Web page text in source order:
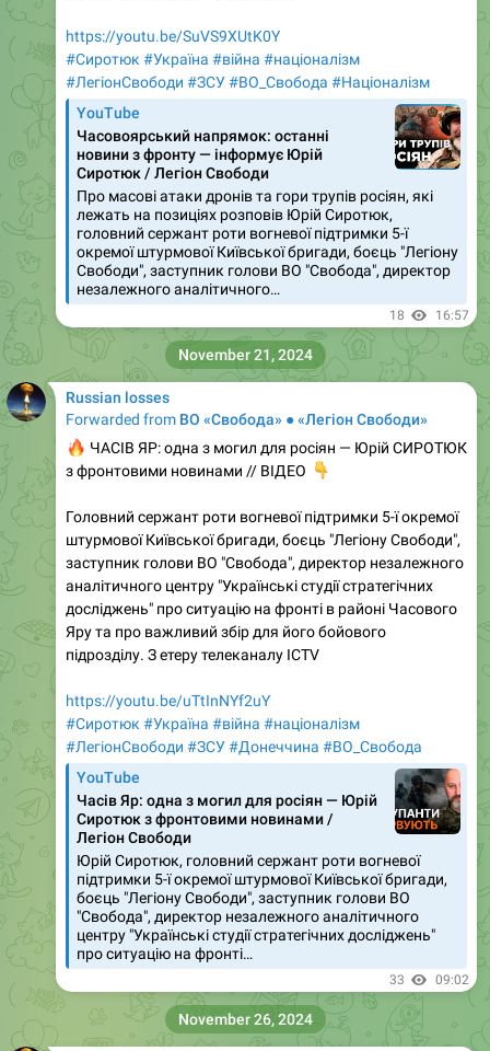
https://youtu.be/SuVS9XUtK0Y
#Сиротюк #Україна #війна #націоналізм
#ЛегіонСвободи #ЗСУ#ВО_Cвобода #Націоналізм
YouTube
Часовоярський напрямок: останні
новини з фронту — інформує Юрій
Сиротюк / Легіон Свободи
Про масові атаки дронів та гори трупів росіян, які
лежать на позиціях розповів Юрій Сиротюк,
головний сержант роти вогневої підтримки 5-ї
окремої штурмової Київської бригади, боєць "Легіону
Свободи", заступник голови ВО "Свобода", директор
незалежного аналітичного…
18 16:57
Russian losses
Forwarded from ВО «Свобода» ● «Легіон Свободи»
ЧАСІВ ЯР: одна з могил для росіян — Юрій СИРОТЮК
з фронтовими новинами // ВІДЕО
👇
Головний сержант роти вогневої підтримки 5-ї окремої
штурмової Київської бригади, боєць "Легіону Свободи",
заступник голови ВО "Свобода", директор незалежного
аналітичного центру "Українські студії стратегічних
досліджень" про ситуацію на фронті в районі Часового
Яру та про важливий збір для його бойового
підрозділу. З етеру телеканалу ICTV
https://youtu.be/uTtInNYf2uY
#Сиротюк #Україна #війна #націоналізм
#ЛегіонСвободи #ЗСУ#Донеччина #ВО_Cвобода
YouTube
Часів Яр: одна з могил для росіян — Юрій
Сиротюк з фронтовими новинами /
Легіон Свободи
Юрій Сиротюк, головний сержант роти вогневої
підтримки 5-ї окремої штурмової Київської бригади,
боєць "Легіону Свободи", заступник голови ВО
"Свобода", директор незалежного аналітичного
центру "Українські студії стратегічних досліджень"
про ситуацію на фронті…
33 09:02
November 21, 2024
November 26, 2024